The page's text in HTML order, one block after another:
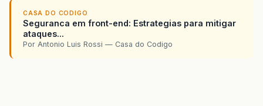
CASA DO CODIGO
Seguranca em front-end: Estrategias para mitigar
ataques...
Por Antonio Luis Rossi — Casa do Codigo